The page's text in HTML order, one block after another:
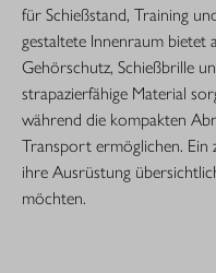
für Schießstand, Training
gestaltete Innenraum bietet
Gehörschutz, Schießbrille
strapazierfähige Material
während die kompakten
Transport ermöglichen. Ein
ihre Ausrüstung
möchten.